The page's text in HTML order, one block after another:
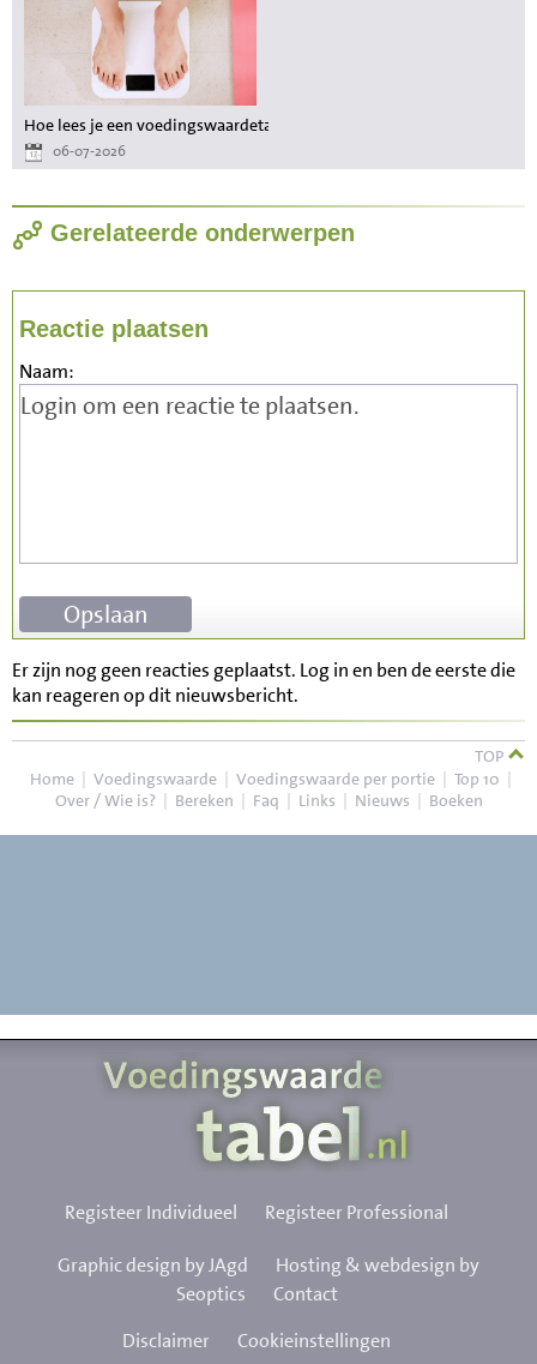
Hoe lees je een voedingswaardetabel als je wilt afvallen?
06-07-2026
Gerelateerde onderwerpen
Reactie plaatsen
Naam:
Er zijn nog geen reacties geplaatst. Log in en ben de eerste die
kan reageren op dit nieuwsbericht.
TOP
Home | Voedingswaarde | Voedingswaarde per portie | Top 10 |
Over / Wie is? | Bereken | Faq | Links | Nieuws | Boeken
Registeer Individueel Registeer Professional
Graphic design by JAgd
Hosting & webdesign by
Seoptics
Contact
Disclaimer
Cookieinstellingen